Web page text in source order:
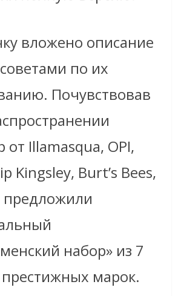
вложено описание
по их
Почувствовав
Illamasqua, OPI,
Kingsley, Burt’s Bees,
предложили
набор» из 7
марок.